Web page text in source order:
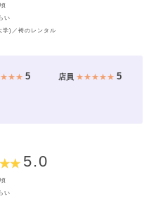
い
学)／袴のレンタル
5 店員 ★★★★★5
5.0
い